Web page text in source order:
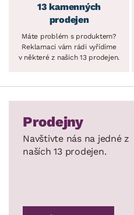
13 kamenných
prodejen
Máte problém s produktem?
Reklamaci vám rádi vyřídíme
v některé z našich 13 prodejen.
Prodejny
Navštivte nás na jedné z
naších 13 prodejen.